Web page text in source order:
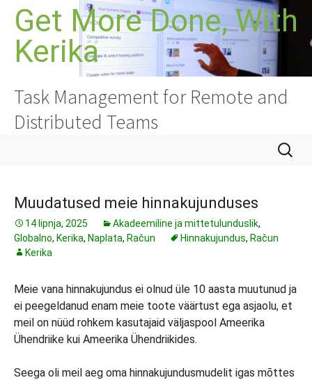
Skoči
sadržaja
Get More Done, With
Kerika
Task Management for Remote and
Distributed Teams
Muudatused meie hinnakujunduses
14 lipnja, 2025 Akadeemiline ja mittetulunduslik,
Globalno, Kerika, Naplata, Račun Hinnakujundus, Račun
Kerika
Meie vana hinnakujundus ei olnud üle 10 aasta muutunud ja
ei peegeldanud enam meie toote väärtust ega asjaolu, et
meil on nüüd rohkem kasutajaid väljaspool Ameerika
Ühendriike kui Ameerika Ühendriikides.
Seega oli meil aeg oma hinnakujundusmudelit igas mõttes